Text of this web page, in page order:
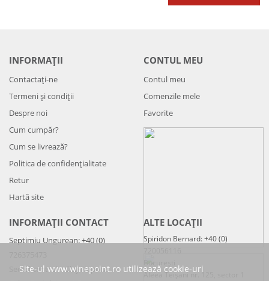
INFORMAȚII
Contactați-ne
Termeni și condiții
Despre noi
Cum cumpăr?
Cum se livrează?
Politica de confidenţialitate
Retur
Hartă site
CONTUL MEU
Contul meu
Comenzile mele
Favorite
INFORMAȚII CONTACT
Septimiu Ungurean: +40 (0)
Sediul central – Cluj-Napoca
ALTE LOCAȚII
Spiridon Bernard: +40 (0)
Aleea Teișani nr. 125, sector 1
Site-ul www.winepoint.ro utilizează cookie-uri